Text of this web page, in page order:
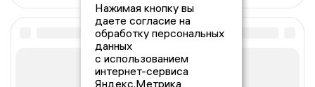
Нажимая кнопку вы
даете согласие на
обработку персональных
данных
с использованием
интернет-сервиса
Яндекс.Метрика,